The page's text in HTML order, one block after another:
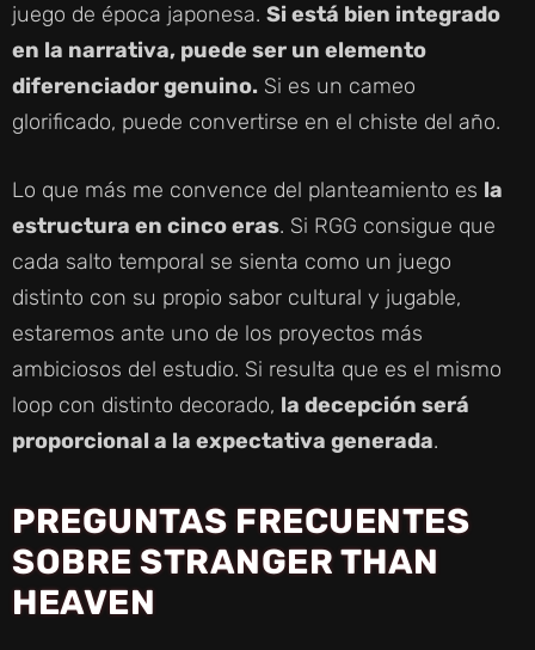
juego de época japonesa. Si está bien integrado
en la narrativa, puede ser un elemento
diferenciador genuino. Si es un cameo
glorificado, puede convertirse en el chiste del año.
Lo que más me convence del planteamiento es la
estructura en cinco eras. Si RGG consigue que
cada salto temporal se sienta como un juego
distinto con su propio sabor cultural y jugable,
estaremos ante uno de los proyectos más
ambiciosos del estudio. Si resulta que es el mismo
loop con distinto decorado, la decepción será
proporcional a la expectativa generada.
PREGUNTAS FRECUENTES
SOBRE STRANGER THAN
HEAVEN